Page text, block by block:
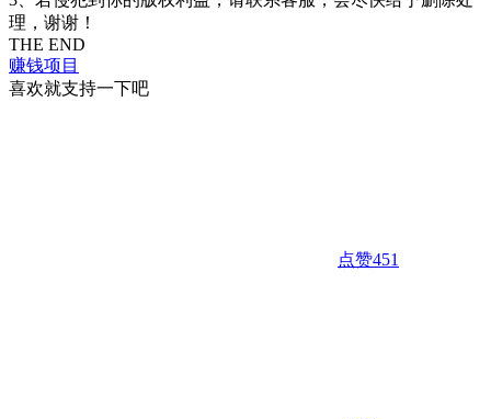
理，谢谢！
THE END
赚钱项目
喜欢就支持一下吧
点赞451